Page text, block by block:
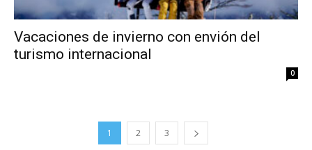
Vacaciones de invierno con envión del
turismo internacional
0
1 2 3